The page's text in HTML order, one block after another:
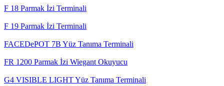
F 18 Parmak İzi Terminali
F 19 Parmak İzi Terminali
FACEDePOT 7B Yüz Tanıma Terminali
FR 1200 Parmak İzi Wiegant Okuyucu
G4 VISIBLE LIGHT Yüz Tanıma Terminali